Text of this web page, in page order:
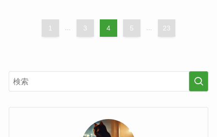
1 ... 3 4 5 ... 23